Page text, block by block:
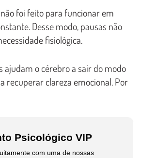
foi feito para funcionar em
Desse modo, pausas não
fisiológica.
ajudam o cérebro a sair do modo
recuperar clareza emocional. Por
Psicológico VIP
com uma de nossas